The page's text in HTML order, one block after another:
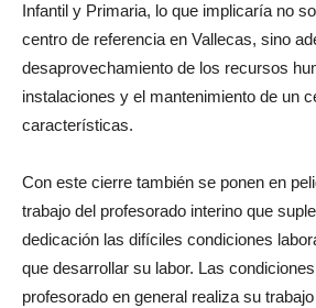
Infantil y Primaria, lo que implicaría no
centro de referencia en Vallecas, sino
desaprovechamiento de los recursos
instalaciones y el mantenimiento de un
características.
Con este cierre también se ponen en
trabajo del profesorado interino que
dedicación las difíciles condiciones
que desarrollar su labor. Las
profesorado en general realiza su